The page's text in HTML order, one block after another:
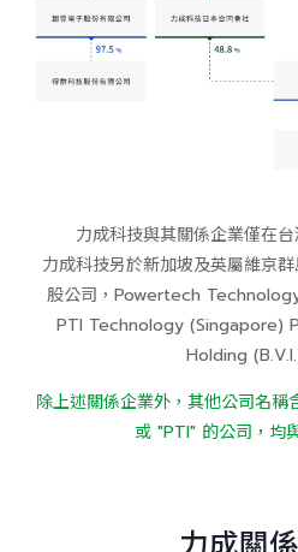
力成科技與其關係企業僅在
力成科技另於新加坡及英屬維京
股公司，Powertech
PTI Technology (Singapore)
Holding
除上述關係企業外，其他公司名
或 "PTI" 的公司，均